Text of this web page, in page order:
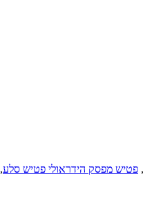
, פטיש מפסק הידראולי פטיש סלע,